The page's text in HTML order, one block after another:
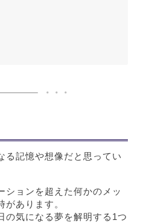
る記憶や想像だと思ってい
ションを超えた何かのメッ
があります。
の気になる夢を解明する1つ